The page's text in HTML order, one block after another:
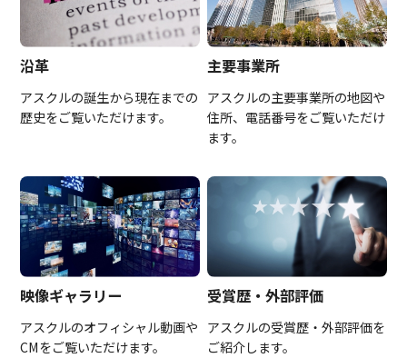
沿革
アスクルの誕生から現在までの
歴史をご覧いただけます。
主要事業所
アスクルの主要事業所の地図や
住所、電話番号をご覧いただけ
ます。
映像ギャラリー
アスクルのオフィシャル動画や
CMをご覧いただけます。
受賞歴・外部評価
アスクルの受賞歴・外部評価を
ご紹介します。